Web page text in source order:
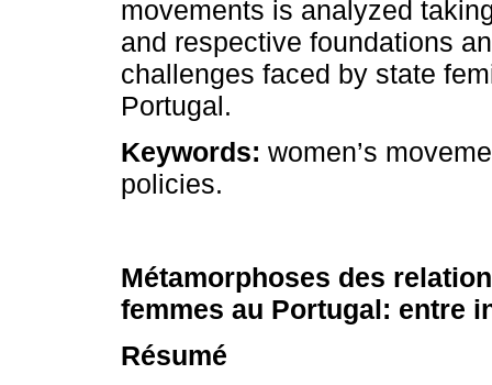
movements is analyzed
and respective foundations
challenges faced by state
Portugal.
Keywords: women’s
policies.
Métamorphoses des
femmes au Portugal: entre
Résumé